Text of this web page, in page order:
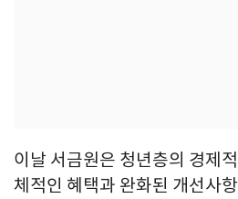
이날 서금원은 청년층의 경제
체적인 혜택과 완화된 개선사